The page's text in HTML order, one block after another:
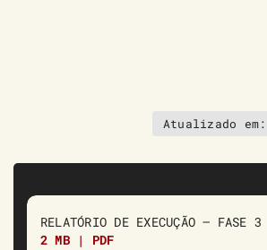
Atualizado em:
RELATÓRIO DE EXECUÇÃO – FASE 3
2 MB | PDF